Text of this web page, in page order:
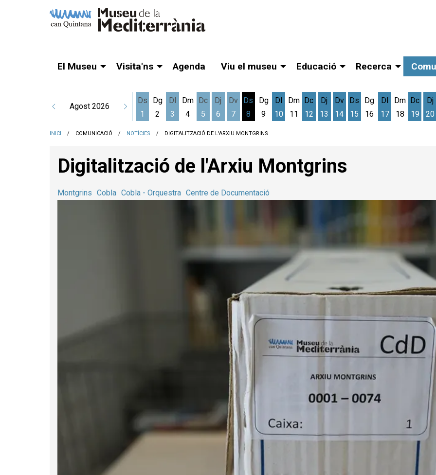
El Museu Visita'ns Agenda Viu el museu Educació Recerca
Agost 2026
Ds
1
Dg
2
Dl
3
Dm
4
Dc
5
Dj
6
Dv
7
Ds
8
Dg
9
Dl
10
Dm
11
Dc
12
Dj
13
Dv
14
Ds
15
Dg
16
Dl
17
Dm
18
Dc
19
Dj
20
INICI COMUNICACIÓ NOTÍCIES DIGITALITZACIÓ DE L'ARXIU MONTGRINS
Digitalització de l'Arxiu Montgrins
Montgrins Cobla Cobla - Orquestra Centre de Documentació